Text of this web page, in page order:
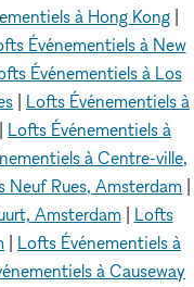
à Hong Kong
Événementiels à New
Événementiels à Los
Lofts Événementiels à
Lofts Événementiels à
à Centre-ville,
Neuf Rues, Amsterdam
Amsterdam| Lofts
Lofts Événementiels à
à Causeway